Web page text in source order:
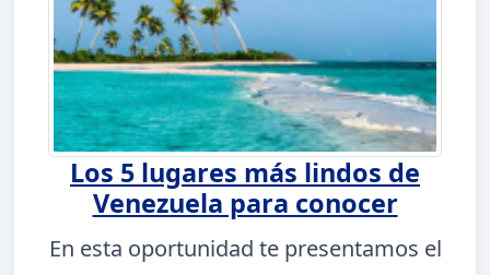
Los 5 lugares más lindos de
Venezuela para conocer
En esta oportunidad te presentamos el